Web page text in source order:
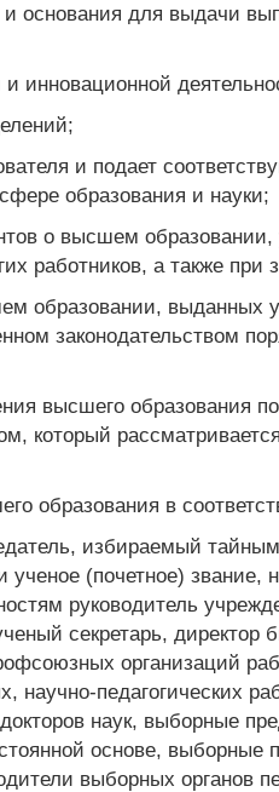
основания для выдачи
инновационной
и подает
образования и науки;
о высшем
работников, а также
образовании, выданных
законодательством
высшего образования
который
образования в
избираемый
(почетное) звание,
руководитель
секретарь, директор
организаций
педагогических
наук, выборные
основе, выборные
выборных органов